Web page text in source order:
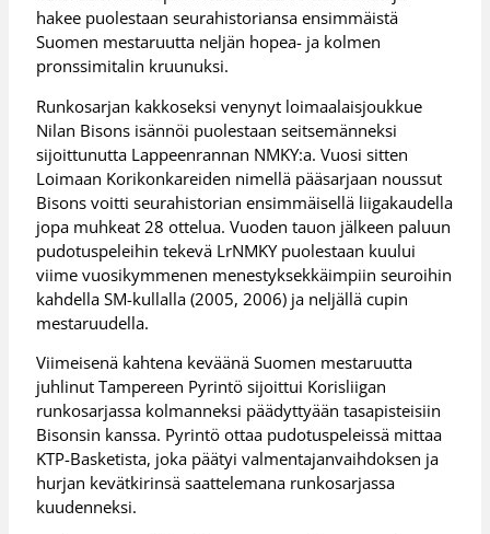
hakee puolestaan seurahistoriansa ensimmäistä
Suomen mestaruutta neljän hopea- ja kolmen
pronssimitalin kruunuksi.
Runkosarjan kakkoseksi venynyt loimaalaisjoukkue
Nilan Bisons isännöi puolestaan seitsemänneksi
sijoittunutta Lappeenrannan NMKY:a. Vuosi sitten
Loimaan Korikonkareiden nimellä pääsarjaan noussut
Bisons voitti seurahistorian ensimmäisellä liigakaudella
jopa muhkeat 28 ottelua. Vuoden tauon jälkeen paluun
pudotuspeleihin tekevä LrNMKY puolestaan kuului
viime vuosikymmenen menestyksekkäimpiin seuroihin
kahdella SM-kullalla (2005, 2006) ja neljällä cupin
mestaruudella.
Viimeisenä kahtena keväänä Suomen mestaruutta
juhlinut Tampereen Pyrintö sijoittui Korisliigan
runkosarjassa kolmanneksi päädyttyään tasapisteisiin
Bisonsin kanssa. Pyrintö ottaa pudotuspeleissä mittaa
KTP-Basketista, joka päätyi valmentajanvaihdoksen ja
hurjan kevätkirinsä saattelemana runkosarjassa
kuudenneksi.